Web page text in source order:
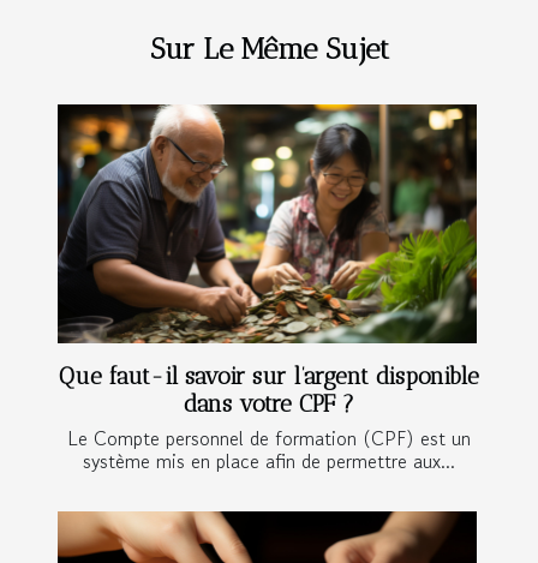
Sur Le Même Sujet
Que faut-il savoir sur l’argent disponible
dans votre CPF ?
Le Compte personnel de formation (CPF) est un
système mis en place afin de permettre aux...